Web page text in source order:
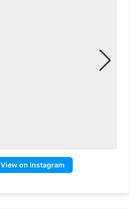
View on Instagram